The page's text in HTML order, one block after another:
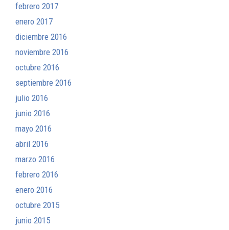
febrero 2017
enero 2017
diciembre 2016
noviembre 2016
octubre 2016
septiembre 2016
julio 2016
junio 2016
mayo 2016
abril 2016
marzo 2016
febrero 2016
enero 2016
octubre 2015
junio 2015